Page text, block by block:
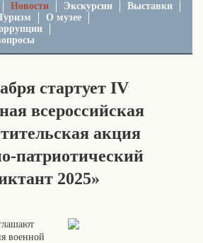
Новости Экскурсии
Выставки
О музее
стартует IV
всероссийская
акция
патриотический
2025»
военной